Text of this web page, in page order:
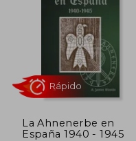
dcto.
La Ahnenerbe en
España 1940 - 1945